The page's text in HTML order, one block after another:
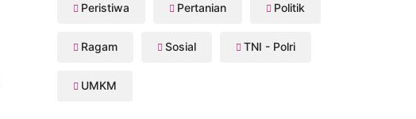
Peristiwa Pertanian Politik
Ragam Sosial TNI - Polri
UMKM